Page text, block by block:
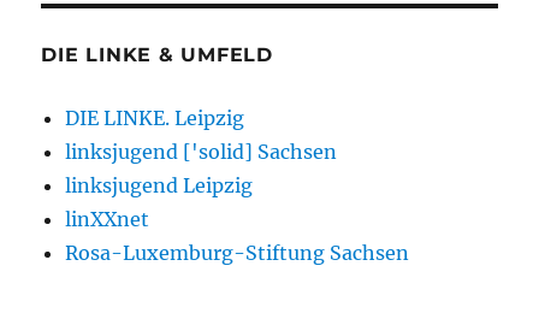
DIE LINKE & UMFELD
DIE LINKE. Leipzig
linksjugend ['solid] Sachsen
linksjugend Leipzig
linXXnet
Rosa-Luxemburg-Stiftung Sachsen